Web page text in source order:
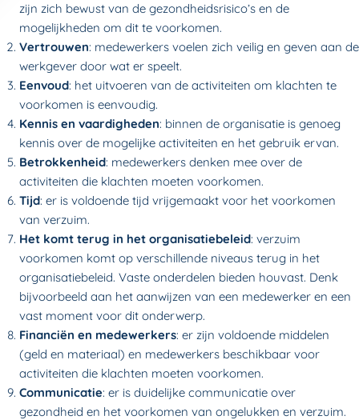
zijn zich bewust van de gezondheidsrisico’s en de
mogelijkheden om dit te voorkomen.
Vertrouwen: medewerkers voelen zich veilig en geven aan de
werkgever door wat er speelt.
Eenvoud: het uitvoeren van de activiteiten om klachten te
voorkomen is eenvoudig.
Kennis en vaardigheden: binnen de organisatie is genoeg
kennis over de mogelijke activiteiten en het gebruik ervan.
Betrokkenheid: medewerkers denken mee over de
activiteiten die klachten moeten voorkomen.
Tijd: er is voldoende tijd vrijgemaakt voor het voorkomen
van verzuim.
Het komt terug in het organisatiebeleid: verzuim
voorkomen komt op verschillende niveaus terug in het
organisatiebeleid. Vaste onderdelen bieden houvast. Denk
bijvoorbeeld aan het aanwijzen van een medewerker en een
vast moment voor dit onderwerp.
Financiën en medewerkers: er zijn voldoende middelen
(geld en materiaal) en medewerkers beschikbaar voor
activiteiten die klachten moeten voorkomen.
Communicatie: er is duidelijke communicatie over
gezondheid en het voorkomen van ongelukken en verzuim.